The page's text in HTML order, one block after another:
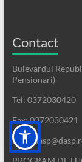
Contact
Bulevardul
Pensionari)
Tel: 0372030420
Fax: 0372030421
Mail: